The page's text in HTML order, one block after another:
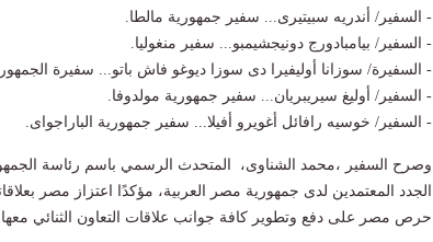
- السفير/ أندريه سبيتيرى... سفير جمهورية مالطا.
- السفير/ بيامبادورج دونيجشيمبو... سفير منغوليا.
- السفيرة/ سوزانا أوليفيرا دى سوزا ديوغو فاش باتو... سفيرة الجمهورية
- السفير/ أوليغ سيريبريان... سفير جمهورية مولدوفا.
- السفير/ خوسيه رافائل أغويرو أفيلا... سفير جمهورية الباراجواى.
وصرح السفير ،محمد الشناوى، المتحدث الرسمي باسم رئاسة
الجدد المعتمدين لدى جمهورية مصر العربية، مؤكدًا اعتزاز مصر
حرص مصر على دفع وتطوير كافة جوانب علاقات التعاون الثنائي معها.